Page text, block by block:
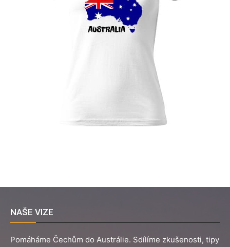
NAŠE VIZE
Pomáháme Čechům do Austrálie. Sdílíme zkušenosti, tipy